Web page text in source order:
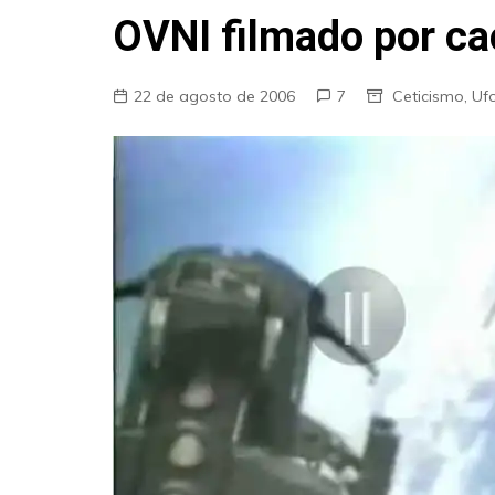
Pareidolia
OVNI filmado por
22 de agosto de 2006 7 Ceticismo,